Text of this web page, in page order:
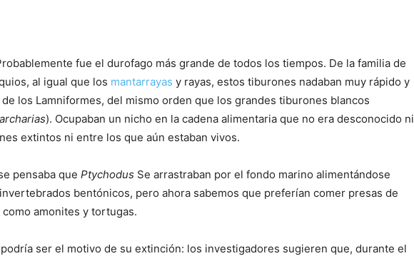
fue el durofago más grande de todos los tiempos. De la familia de
al igual que los mantarrayas y rayas, estos tiburones nadaban muy rápido y
los Lamniformes, del mismo orden que los grandes tiburones blancos
). Ocupaban un nicho en la cadena alimentaria que no era desconocido ni
extintos ni entre los que aún estaban vivos.
pensaba que Ptychodus Se arrastraban por el fondo marino alimentándose
bentónicos, pero ahora sabemos que preferían comer presas de
amonites y tortugas.
ser el motivo de su extinción: los investigadores sugieren que, durante el